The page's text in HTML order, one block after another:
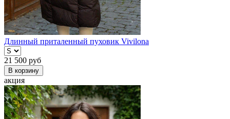
Длинный приталенный пуховик Vivilona
21 500 руб
В корзину
акция